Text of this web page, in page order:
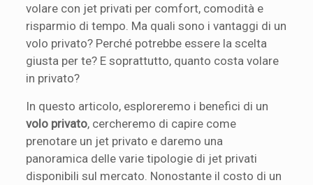
volare con jet privati per comfort, comodità e
risparmio di tempo. Ma quali sono i vantaggi di un
volo privato? Perché potrebbe essere la scelta
giusta per te? E soprattutto, quanto costa volare
in privato?
In questo articolo, esploreremo i benefici di un
volo privato, cercheremo di capire come
prenotare un jet privato e daremo una
panoramica delle varie tipologie di jet privati
disponibili sul mercato. Nonostante il costo di un